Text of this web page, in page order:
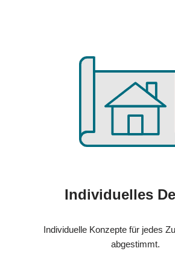
Individuelles
Individuelle Konzepte für jedes
abgestimmt.